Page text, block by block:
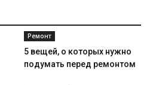
Ремонт
5 вещей, о которых нужно
подумать перед ремонтом